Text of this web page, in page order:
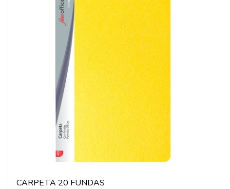
CARPETA 20 FUNDAS